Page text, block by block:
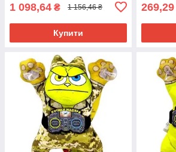
1 098,64 ₴ 1 156,46 ₴
Купити
269,29